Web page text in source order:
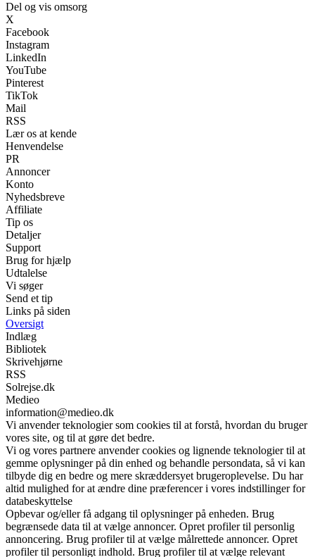
Del og vis omsorg
X
Facebook
Instagram
LinkedIn
YouTube
Pinterest
TikTok
Mail
RSS
Lær os at kende
Henvendelse
PR
Annoncer
Konto
Nyhedsbreve
Affiliate
Tip os
Detaljer
Support
Brug for hjælp
Udtalelse
Vi søger
Send et tip
Links på siden
Oversigt
Indlæg
Bibliotek
Skrivehjørne
RSS
Solrejse.dk
Medieo
information@medieo.dk
Vi anvender teknologier som cookies til at forstå, hvordan du bruger
vores site, og til at gøre det bedre.
Vi og vores partnere anvender cookies og lignende teknologier til at
gemme oplysninger på din enhed og behandle persondata, så vi kan
tilbyde dig en bedre og mere skræddersyet brugeroplevelse. Du har
altid mulighed for at ændre dine præferencer i vores indstillinger for
databeskyttelse
Opbevar og/eller få adgang til oplysninger på enheden. Brug
begrænsede data til at vælge annoncer. Opret profiler til personlig
annoncering. Brug profiler til at vælge målrettede annoncer. Opret
profiler til personligt indhold. Brug profiler til at vælge relevant